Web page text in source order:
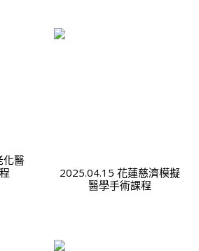
化醫
2025.04.15 花蓮慈濟模擬
醫學手術課程